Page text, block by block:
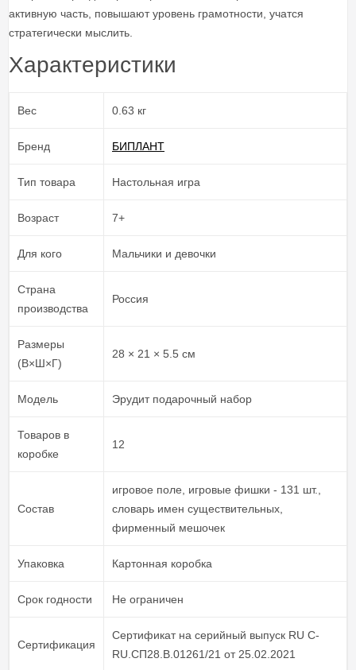
активную часть, повышают уровень грамотности, учатся
стратегически мыслить.
Характеристики
Вес 0.63 кг
Бренд БИПЛАНТ
Тип товара Настольная игра
Возраст 7+
Для кого Мальчики и девочки
Страна
производства
Россия
Размеры
(В×Ш×Г)
28 × 21 × 5.5 см
Модель Эрудит подарочный набор
Товаров в
коробке
12
Состав
игровое поле, игровые фишки - 131 шт.,
словарь имен существительных,
фирменный мешочек
Упаковка Картонная коробка
Срок годности Не ограничен
Сертификация
Сертификат на серийный выпуск RU С-
RU.СП28.В.01261/21 от 25.02.2021